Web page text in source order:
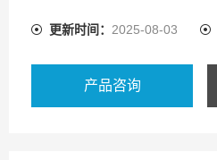
更新时间： 2025-08-03
产品咨询